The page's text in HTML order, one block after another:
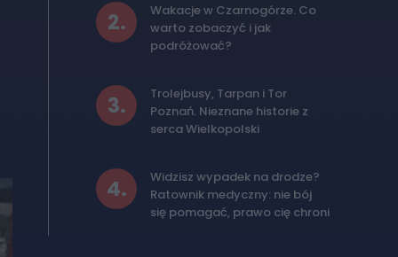
2.
Wakacje w Czarnogórze. Co
warto zobaczyć i jak
podróżować?
3.
Trolejbusy, Tarpan i Tor
Poznań. Nieznane historie z
serca Wielkopolski
4.
Widzisz wypadek na drodze?
Ratownik medyczny: nie bój
się pomagać, prawo cię chroni